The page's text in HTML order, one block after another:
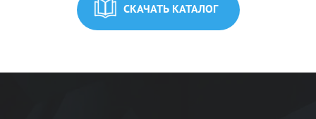
СКАЧАТЬ КАТАЛОГ